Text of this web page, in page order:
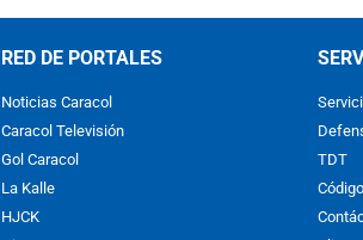
RED DE PORTALES
Noticias Caracol
Caracol Televisión
Gol Caracol
La Kalle
HJCK
TDT